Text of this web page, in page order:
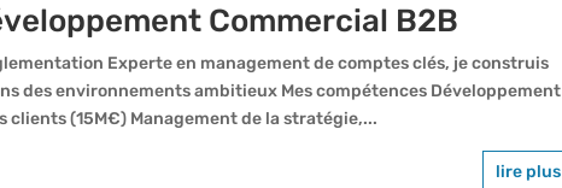
Commercial B2B
Experte en management de comptes clés, je construis
des environnements ambitieux Mes compétences Développement
(15M€) Management de la stratégie,...
lire plus